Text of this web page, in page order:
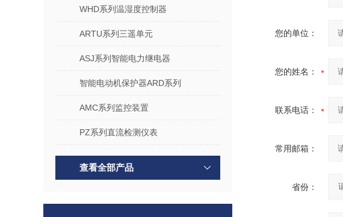
WHD系列温湿度控制器
ARTU系列三遥单元
ASJ系列智能电力继电器
智能电动机保护器ARD系列
AMC系列监控装置
PZ系列直流检测仪表
查看全部产品
您的单位：
您的姓名：
联系电话：
常用邮箱：
省份：